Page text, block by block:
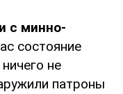
с минно-
состояние
не
патроны